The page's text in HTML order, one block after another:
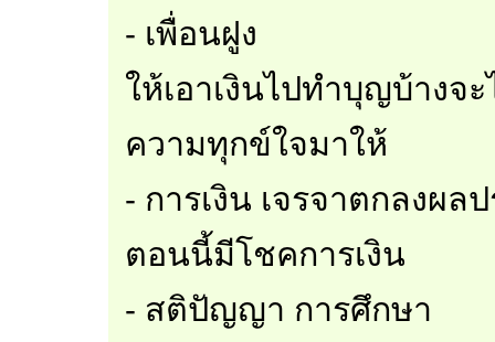
- เพื่อนฝูง
ให้เอาเงินไปทำบุญบ้างจ
ความทุกข์ใจมาให้
- การเงิน เจรจาตกลงผล
ตอนนี้มีโชคการเงิน
- สติปัญญา การศึกษา